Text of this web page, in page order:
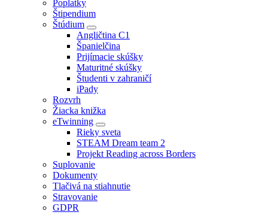
Poplatky
Štipendium
Štúdium
Angličtina C1
Španielčina
Prijímacie skúšky
Maturitné skúšky
Študenti v zahraničí
iPady
Rozvrh
Žiacka knižka
eTwinning
Rieky sveta
STEAM Dream team 2
Projekt Reading across Borders
Suplovanie
Dokumenty
Tlačivá na stiahnutie
Stravovanie
GDPR